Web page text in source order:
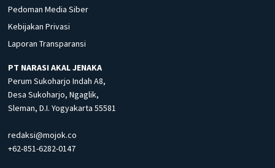
Pedoman Media Siber
Kebijakan Privasi
Laporan Transparansi
PT NARASI AKAL JENAKA
Perum Sukoharjo Indah A8,
Desa Sukoharjo, Ngaglik,
Sleman, D.I. Yogyakarta 55581
redaksi@mojok.co
+62-851-6282-0147